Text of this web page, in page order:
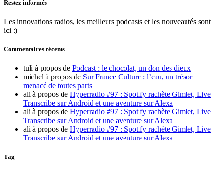
Restez informés
Les innovations radios, les meilleurs podcasts et les nouveautés sont
ici :)
Commentaires récents
tuli à propos de Podcast : le chocolat, un don des dieux
michel à propos de Sur France Culture : l’eau, un trésor
menacé de toutes parts
ali à propos de Hyperradio #97 : Spotify rachète Gimlet, Live
Transcribe sur Android et une aventure sur Alexa
ali à propos de Hyperradio #97 : Spotify rachète Gimlet, Live
Transcribe sur Android et une aventure sur Alexa
ali à propos de Hyperradio #97 : Spotify rachète Gimlet, Live
Transcribe sur Android et une aventure sur Alexa
Tag